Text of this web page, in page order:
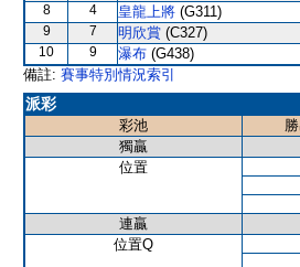
8
4 皇龍上將 (G311)
9
7 明欣賞 (C327)
10
9 瀑布 (G438)
備註: 賽事特別情況索引
派彩
彩池
獨贏
位置
連贏
位置Q